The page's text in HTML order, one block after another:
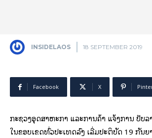
INSIDELAOS 18 SEPTEMBER 2019
Facebook X
ກະຊວງອຸດສາຫະກຳ ແລະການຄ້າ ແຈ້ງການ ປັບ
ໃນຂອບເຂດທົ່ວປະເທດລົງ ເລີ່ມປະຕິບັດ 19 ກັນຍ